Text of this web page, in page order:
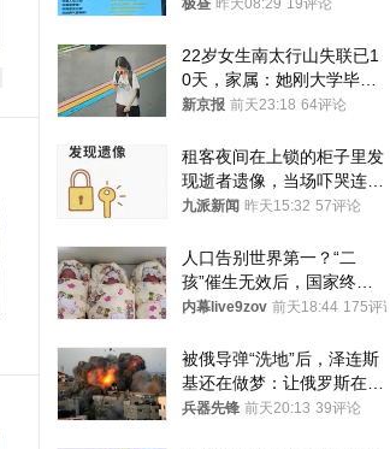
极昼 昨天08:29 19评论
22岁女生南太行山失联已1
0天，家属：她刚大学毕业
想到山里旅行
新京报 前天23:18 64评论
租客夜间在上锁的柜子里发
现逝者遗像，当场吓哭连夜
搬离，房东退还押金
九派新闻 昨天15:32 57评论
人口告别世界第一？“二
孩”催生无效后，国家终于
向住房出手了！
内幕live9zov 前天18:44 175评论
被俄导弹“洗地”后，泽连斯
基还在做梦：让俄罗斯在冬
季前求和？
兵器先锋 前天20:13 39评论